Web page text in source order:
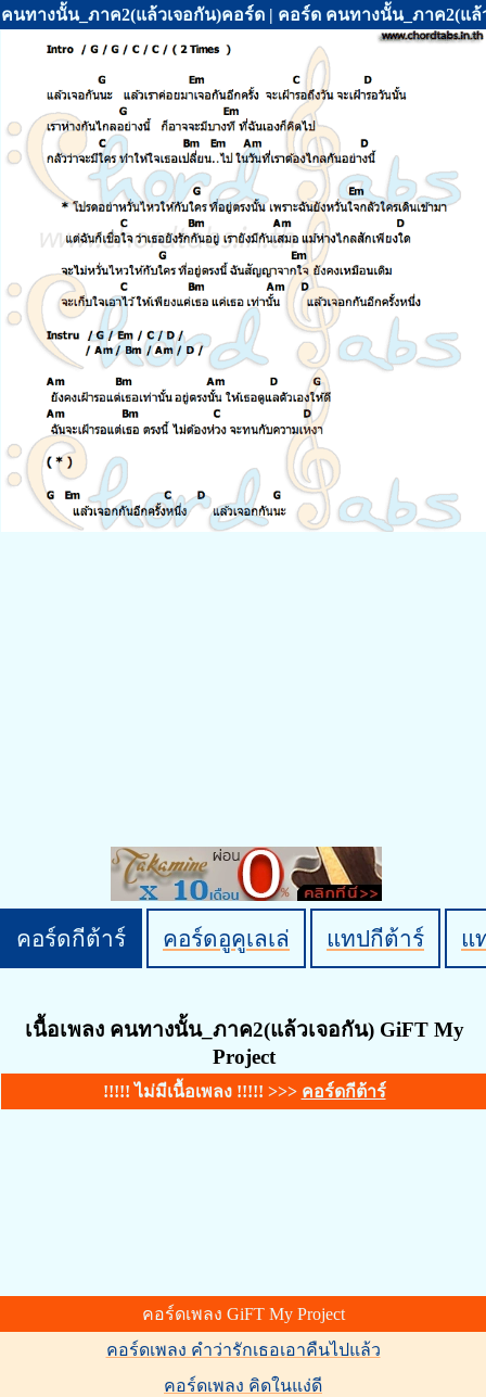
คนทางนั้น_ภาค2(แล้วเจอกัน)คอร์ด | คอร์ด คนทางนั้น_ภาค2(แล้
คอร์ดกีต้าร์ คอร์ดอูคูเลเล่ แทปกีต้าร์ แ
เนื้อเพลง คนทางนั้น_ภาค2(แล้วเจอกัน) GiFT My
Project
!!!!! ไม่มีเนื้อเพลง !!!!! >>> คอร์ดกีต้าร์
คอร์ดเพลง GiFT My Project
คอร์ดเพลง คำว่ารักเธอเอาคืนไปแล้ว
คอร์ดเพลง คิดในแง่ดี